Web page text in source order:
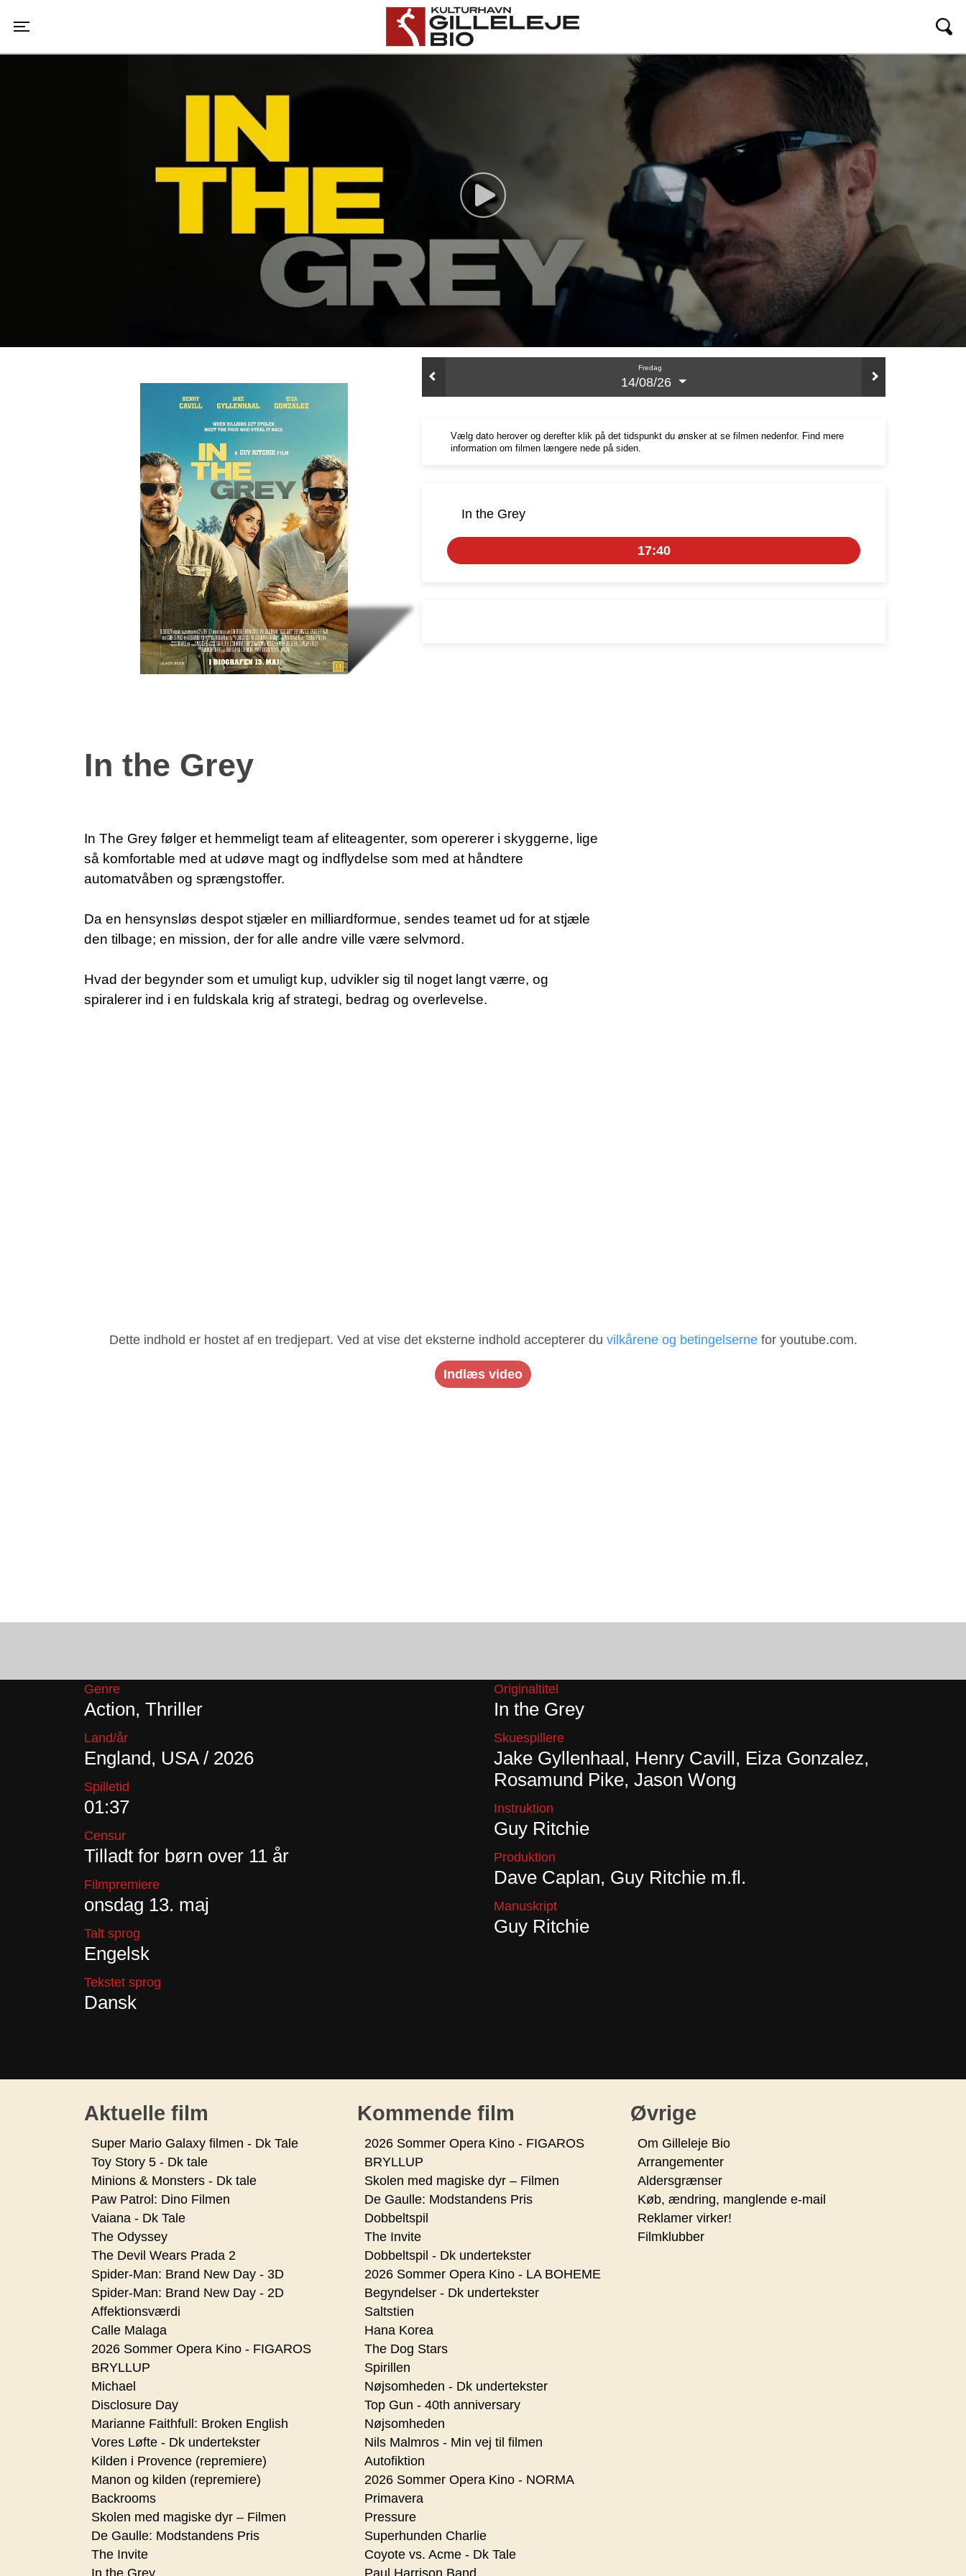
Gilleleje Bio
Fredag
14/08/26
Vælg dato herover og derefter klik på det tidspunkt du ønsker at se filmen nedenfor. Find mere
information om filmen længere nede på siden.
In the Grey
17:40
In the Grey
In The Grey følger et hemmeligt team af eliteagenter, som opererer i skyggerne, lige
så komfortable med at udøve magt og indflydelse som med at håndtere
automatvåben og sprængstoffer.
Da en hensynsløs despot stjæler en milliardformue, sendes teamet ud for at stjæle
den tilbage; en mission, der for alle andre ville være selvmord.
Hvad der begynder som et umuligt kup, udvikler sig til noget langt værre, og
spiralerer ind i en fuldskala krig af strategi, bedrag og overlevelse.
Dette indhold er hostet af en tredjepart. Ved at vise det eksterne indhold accepterer du vilkårene og betingelsernefor youtube.com.
Indlæs video
Genre
Action, Thriller
Land/år
England, USA / 2026
Spilletid
01:37
Censur
Tilladt for børn over 11 år
Filmpremiere
onsdag 13. maj
Talt sprog
Engelsk
Tekstet sprog
Dansk
Originaltitel
In the Grey
Skuespillere
Jake Gyllenhaal, Henry Cavill, Eiza Gonzalez,
Rosamund Pike, Jason Wong
Instruktion
Guy Ritchie
Produktion
Dave Caplan, Guy Ritchie m.fl.
Manuskript
Guy Ritchie
Aktuelle film
Super Mario Galaxy filmen - Dk Tale
Toy Story 5 - Dk tale
Minions & Monsters - Dk tale
Paw Patrol: Dino Filmen
Vaiana - Dk Tale
The Odyssey
The Devil Wears Prada 2
Spider-Man: Brand New Day - 3D
Spider-Man: Brand New Day - 2D
Affektionsværdi
Calle Malaga
2026 Sommer Opera Kino - FIGAROS
BRYLLUP
Michael
Disclosure Day
Marianne Faithfull: Broken English
Vores Løfte - Dk undertekster
Kilden i Provence (repremiere)
Manon og kilden (repremiere)
Backrooms
Skolen med magiske dyr – Filmen
De Gaulle: Modstandens Pris
The Invite
In the Grey
Kommende film
2026 Sommer Opera Kino - FIGAROS
BRYLLUP
Skolen med magiske dyr – Filmen
De Gaulle: Modstandens Pris
Dobbeltspil
The Invite
Dobbeltspil - Dk undertekster
2026 Sommer Opera Kino - LA BOHEME
Begyndelser - Dk undertekster
Saltstien
Hana Korea
The Dog Stars
Spirillen
Nøjsomheden - Dk undertekster
Top Gun - 40th anniversary
Nøjsomheden
Nils Malmros - Min vej til filmen
Autofiktion
2026 Sommer Opera Kino - NORMA
Primavera
Pressure
Superhunden Charlie
Coyote vs. Acme - Dk Tale
Paul Harrison Band
Øvrige
Om Gilleleje Bio
Arrangementer
Aldersgrænser
Køb, ændring, manglende e-mail
Reklamer virker!
Filmklubber